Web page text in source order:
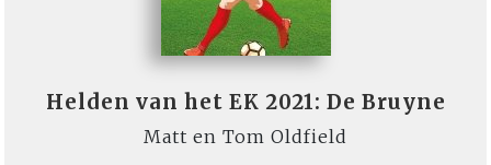
Helden van het EK 2021: De Bruyne
Matt en Tom Oldfield